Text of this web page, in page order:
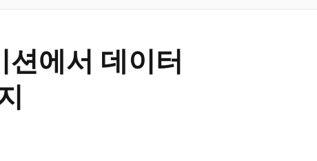
션에서 데이터